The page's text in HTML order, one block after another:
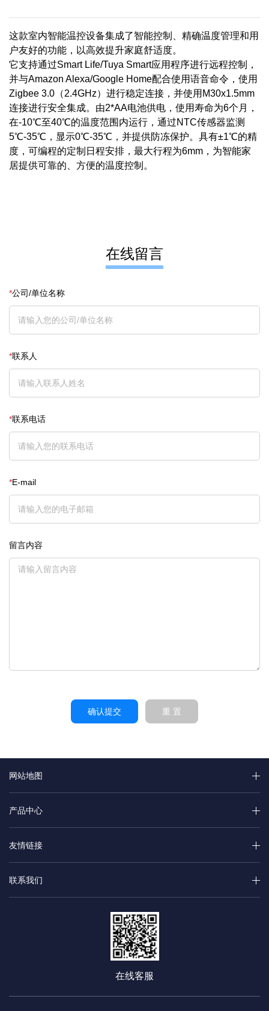
这款室内智能温控设备集成了智能控制、精确温度管理和用
户友好的功能，以高效提升家庭舒适度。
它支持通过Smart Life/Tuya Smart应用程序进行远程控制，
并与Amazon Alexa/Google Home配合使用语音命令，使用
Zigbee 3.0（2.4GHz）进行稳定连接，并使用M30x1.5mm
连接进行安全集成。由2*AA电池供电，使用寿命为6个月，
在-10℃至40℃的温度范围内运行，通过NTC传感器监测
5℃-35℃，显示0℃-35℃，并提供防冻保护。具有±1℃的精
度，可编程的定制日程安排，最大行程为6mm，为智能家
居提供可靠的、方便的温度控制。
在线留言
*公司/单位名称
*联系人
*联系电话
*E-mail
留言内容
确认提交 重 置
网站地图
产品中心
友情链接
联系我们
在线客服